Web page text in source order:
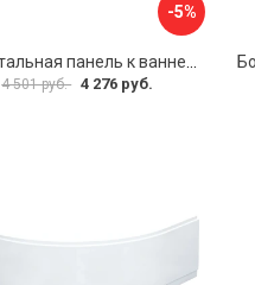
-5%
4 501 руб. 4 276 руб.